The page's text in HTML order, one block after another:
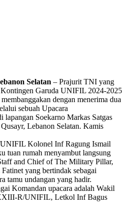
Selatan – Prajurit TNI yang
Garuda UNIFIL 2024-2025
dengan menerima dua
sebuah Upacara
lapangan Soekarno Markas Satgas
Lebanon Selatan. Kamis
Kolonel Inf Ragung Ismail
tuan rumah menyambut langsung
and Chief of The Military Pillar,
yang bertindak sebagai
tamu undangan yang hadir.
Komandan upacara adalah Wakil
R/UNIFIL, Letkol Inf Bagus